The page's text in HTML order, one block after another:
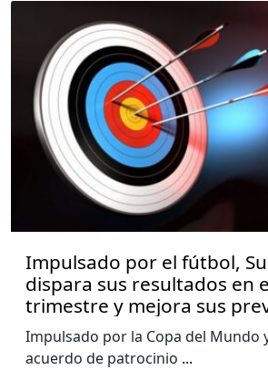
Impulsado por el fútbol,
dispara sus resultados en
trimestre y mejora sus
2026
Impulsado por la Copa del Mundo
acuerdo de patrocinio ...